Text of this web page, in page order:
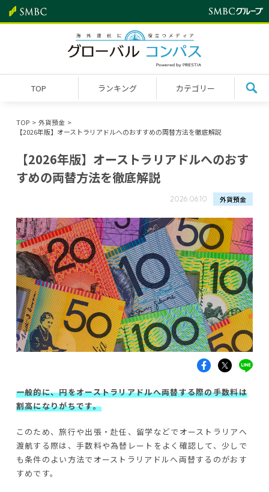
TOP ランキング カテゴリー
TOP
外貨預金
【2026年版】オーストラリアドルへのおすすめの両替方法を徹底解説
【2026年版】オーストラリアドルへのおす
すめの両替方法を徹底解説
2026.06.10 外貨預金
一般的に、円をオーストラリアドルへ両替する際の手数料は
割高になりがちです。
このため、旅行や出張・赴任、留学などでオーストラリアへ
渡航する際は、手数料や為替レートをよく確認して、少しで
も条件のよい方法でオーストラリアドルへ両替するのがおす
すめです。